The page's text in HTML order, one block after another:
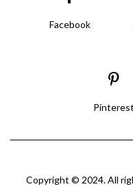
Facebook
Pinterest
Copyright © 2024. All